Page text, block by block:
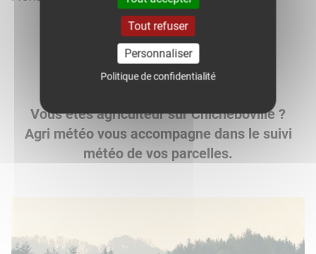
Voir la météo heure par heure
Vous êtes agriculteur sur Chicheboville ?
Agri météo vous accompagne dans le suivi
météo de vos parcelles.
Tout refuser
Personnaliser
Politique de confidentialité